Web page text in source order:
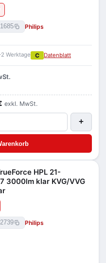
Philips
Werktage C Datenblatt
exkl. MwSt.
+
HPL 21-
3000lm klar KVG/VVG
Philips